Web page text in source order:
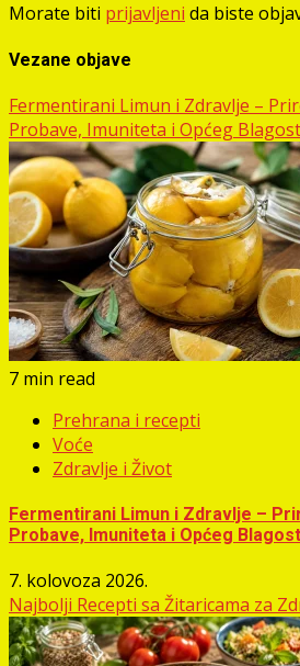
Morate biti prijavljeni da biste
Vezane objave
Fermentirani Limun i Zdravlje –
Probave, Imuniteta i Općeg
7 min read
Prehrana i recepti
Voće
Zdravlje i Život
Fermentirani Limun i Zdravlje –
Probave, Imuniteta i Općeg
7. kolovoza 2026.
Najbolji Recepti sa Žitaricama za